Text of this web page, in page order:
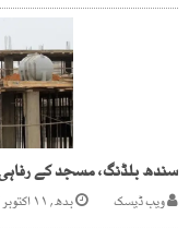
سندھ بلڈنگ، مسجد کے
ویب ڈیسک بدھ, ۱۱ اکتوبر ۲۰۲۳